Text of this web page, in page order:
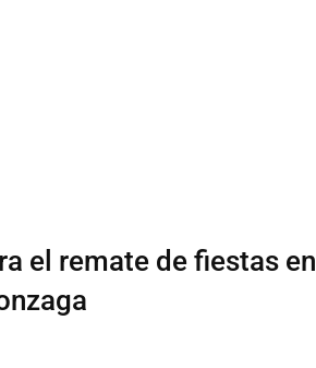
el remate de fiestas en